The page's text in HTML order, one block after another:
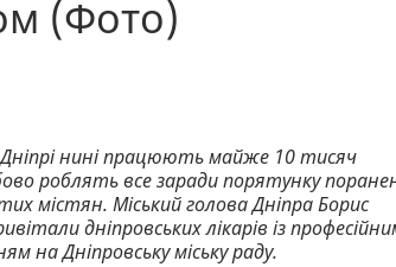
(Фото)
Дніпрі нині працюють майже 10 тисяч
роблять все заради порятунку
містян. Міський голова Дніпра Борис
дніпровських лікарів із
на Дніпровську міську раду.